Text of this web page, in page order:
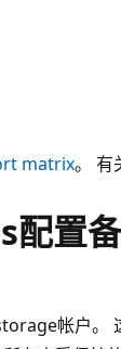
matrix。 有
配置
帐户。